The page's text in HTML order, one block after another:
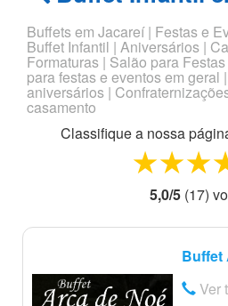
Buffets em Jacareí | Festas e
Buffet Infantil | Aniversários |
Formaturas | Salão para
para festas e eventos em geral
aniversários |
casamento
Classifique a nossa
2
1
5,0/5(17)
Buffet
Ver